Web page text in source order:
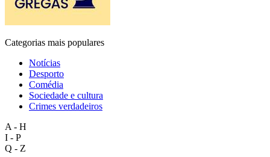
Categorias mais populares
Notícias
Desporto
Comédia
Sociedade e cultura
Crimes verdadeiros
A - H
I - P
Q - Z